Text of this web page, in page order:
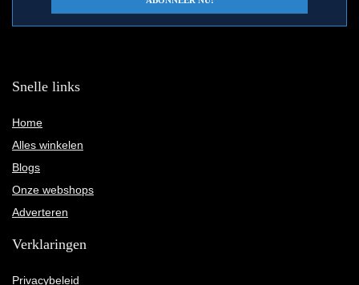
Snelle links
Home
Alles winkelen
Blogs
Onze webshops
Adverteren
Verklaringen
Privacybeleid